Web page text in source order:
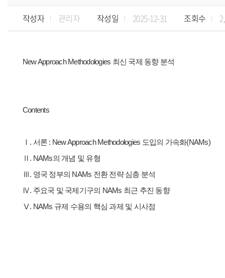
작성자 관리자 작성일 2025-12-31 조회수
New Approach Methodologies 최신 국제 동향 분석
Contents
Ⅰ. 서론 : New Approach Methodologies 도입의 가속화(NAMs)
Ⅱ. NAMs의 개념 및 유형
Ⅲ. 영국 정부의 NAMs 전환 전략 심층 분석
Ⅳ. 주요국 및 국제기구의 NAMs 최근 추진 동향
Ⅴ. NAMs 규제 수용의 핵심 과제 및 시사점